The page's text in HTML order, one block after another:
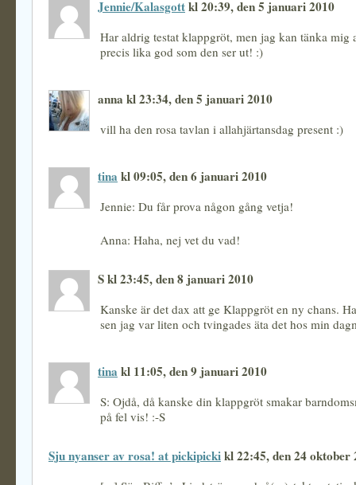
Jennie/Kalasgottkl 20:39, den 5 januari 2010
Har aldrig testat klappgröt, men jag kan tänka mig
precis lika god som den ser ut! :)
anna kl 23:34, den 5 januari 2010
vill ha den rosa tavlan i allahjärtansdag present :)
tina kl 09:05, den 6 januari 2010
Jennie: Du får prova någon gång vetja!
Anna: Haha, nej vet du vad!
S kl 23:45, den 8 januari 2010
Kanske är det dax att ge Klappgröt en ny chans.
sen jag var liten och tvingades äta det hos min
tina kl 11:05, den 9 januari 2010
S: Ojdå, då kanske din klappgröt smakar
på fel vis! :-S
Sju nyanser av rosa! at pickipickikl 22:45, den 24 oktober